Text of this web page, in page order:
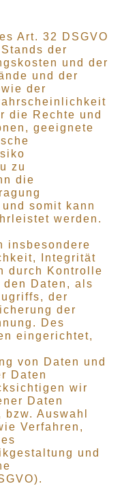
Art. 32 DSGVO
der
und der
und der
der
die Rechte und
geeignete
zu
die
somit kann
werden.
insbesondere
Integrität
durch Kontrolle
Daten, als
der
der
Des
eingerichtet,
von Daten und
Daten
wir
Daten
Auswahl
Verfahren,
und